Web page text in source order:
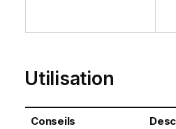
Utilisation
Conseils